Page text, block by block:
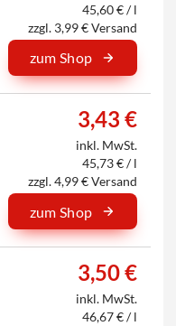
45,60 € / l
zzgl. 3,99 € Versand
zum Shop
3,43 €
inkl. MwSt.
45,73 € / l
zzgl. 4,99 € Versand
zum Shop
3,50 €
inkl. MwSt.
46,67 € / l